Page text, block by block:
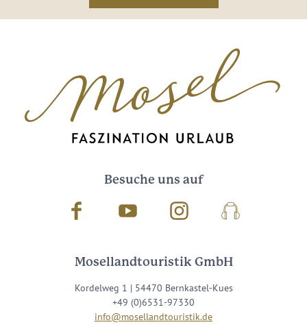
Besuche uns auf
Facebook Youtube InstagramPodcast
Mosellandtouristik GmbH
Kordelweg 1 | 54470 Bernkastel-Kues
+49 (0)6531-97330
info@mosellandtouristik.de